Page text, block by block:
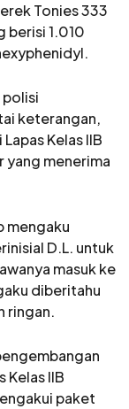
Tonies 333
berisi 1.010
polisi
keterangan,
Kelas IIB
yang menerima
mengaku
D.L. untuk
masuk ke
diberitahu
ringan.
Kelas IIB
paket